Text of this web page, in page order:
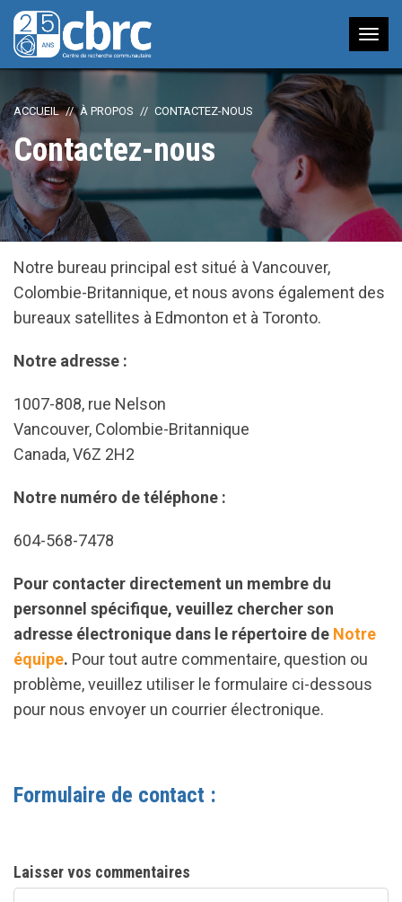
à
ACCUEIL À PROPOS CONTACTEZ-NOUS
Contactez-nous
Notre bureau principal est situé à Vancouver,
Colombie-Britannique, et nous avons également des
bureaux satellites à Edmonton et à Toronto.
Notre adresse :
1007-808, rue Nelson
Vancouver, Colombie-Britannique
Canada, V6Z 2H2
Notre numéro de téléphone :
604-568-7478
Pour contacter directement un membre du
personnel spécifique, veuillez chercher son
adresse électronique dans le répertoire de Notre
équipe. Pour tout autre commentaire, question ou
problème, veuillez utiliser le formulaire ci-dessous
pour nous envoyer un courrier électronique.
Formulaire de contact :
Laisser vos commentaires